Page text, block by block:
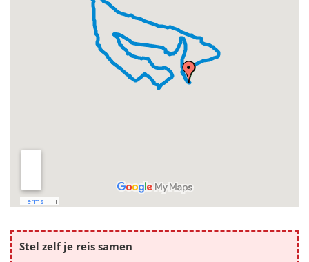
Stel zelf je reis samen